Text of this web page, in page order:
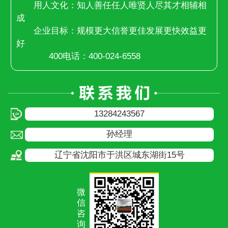
用人文化：知人善任任人唯贤人尽其才相辅相
成
企业目标：规模更大信誉更佳发展更快效益更
好
400电话：400-024-6558
13284243567
孙经理
辽宁省沈阳市于洪区城东湖街15号
微
信
咨
询